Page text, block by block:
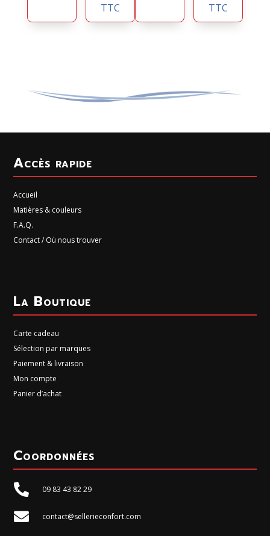
TTC
TTC
Accès rapide
Accueil
Matières & couleurs
F.A.Q.
Contact / Où nous trouver
La Boutique
Carte cadeau
Sélection par marques
Paiement & livraison
Mon compte
Panier d’achat
Coordonnées
 09 83 43 82 29
 contact@sellerieconfort.com